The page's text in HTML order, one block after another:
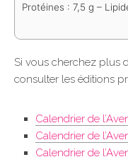
Protéines : 7,5 g –
Si vous cherchez plus
consulter les éditions
Calendrier de
Calendrier de
Calendrier de